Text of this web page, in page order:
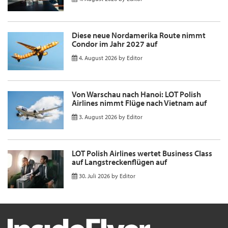
Diese neue Nordamerika Route nimmt
Condor im Jahr 2027 auf
4. August 2026 by Editor
Von Warschau nach Hanoi: LOT Polish
Airlines nimmt Flüge nach Vietnam auf
3. August 2026 by Editor
LOT Polish Airlines wertet Business Class
auf Langstreckenflügen auf
30. Juli 2026 by Editor